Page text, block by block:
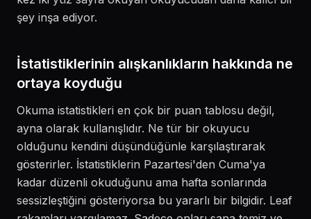
şey inşa ediyor.
İstatistiklerinin alışkanlıkların hakkında ne
ortaya koyduğu
Okuma istatistikleri en çok bir puan tablosu değil,
ayna olarak kullanışlıdır. Ne tür bir okuyucu
olduğunu kendini düşündüğünle karşılaştırarak
gösterirler. İstatistiklerin Pazartesi'den Cuma'ya
kadar düzenli okuduğunu ama hafta sonlarında
sessizleştiğini gösteriyorsa bu yararlı bir bilgidir. Leaf